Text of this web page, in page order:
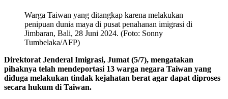
Warga Taiwan yang ditangkap karena melakukan
penipuan dunia maya di pusat penahanan imigrasi di
Jimbaran, Bali, 28 Juni 2024. (Foto: Sonny
Tumbelaka/AFP)
Direktorat Jenderal Imigrasi, Jumat (5/7), mengatakan
pihaknya telah mendeportasi 13 warga negara Taiwan yang
diduga melakukan tindak kejahatan berat agar dapat diproses
secara hukum di Taiwan.